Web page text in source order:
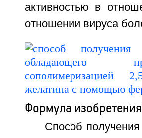
активностью в
отношении вируса
Формула изобретения
Способ